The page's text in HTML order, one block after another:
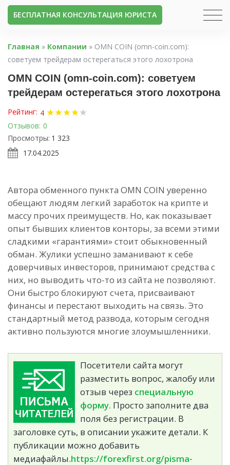
БЕСПЛАТНАЯ КОНСУЛЬТАЦИЯ ЮРИСТА
Главная » Компании » OMN COIN (omn-coin.com):
советуем трейдерам остерегаться этого лохотрона
OMN COIN (omn-coin.com): советуем
трейдерам остерегаться этого лохотрона
Рейтинг: 4 ★★★★★
Отзывов: 0
Просмотры: 1 323
17.04.2025
Автора обменного пункта OMN COIN уверенно
обещают людям легкий заработок на крипте и
массу прочих преимуществ. Но, как показывает
опыт бывших клиентов конторы, за всеми этими
сладкими «гарантиями» стоит обыкновенный
обман. Жулики успешно заманивают к себе
доверчивых инвесторов, принимают средства с
них, но выводить что-то из сайта не позволяют.
Они быстро блокируют счета, присваивают
финансы и перестают выходить на связь. Это
стандартный метод развода, которым сегодня
активно пользуются многие злоумышленники.
Посетители сайта могут
разместить вопрос, жалобу или
отзыв через специальную
форму. Просто заполните два
поля без регистрации. В
заголовке суть, в описании укажите детали. К
публикации можно добавить
медиафайлы.https://forexfirst.org/pisma-